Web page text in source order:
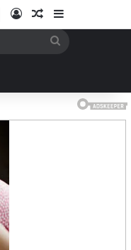
EntrarArtigo aleatório
Barra Lateral